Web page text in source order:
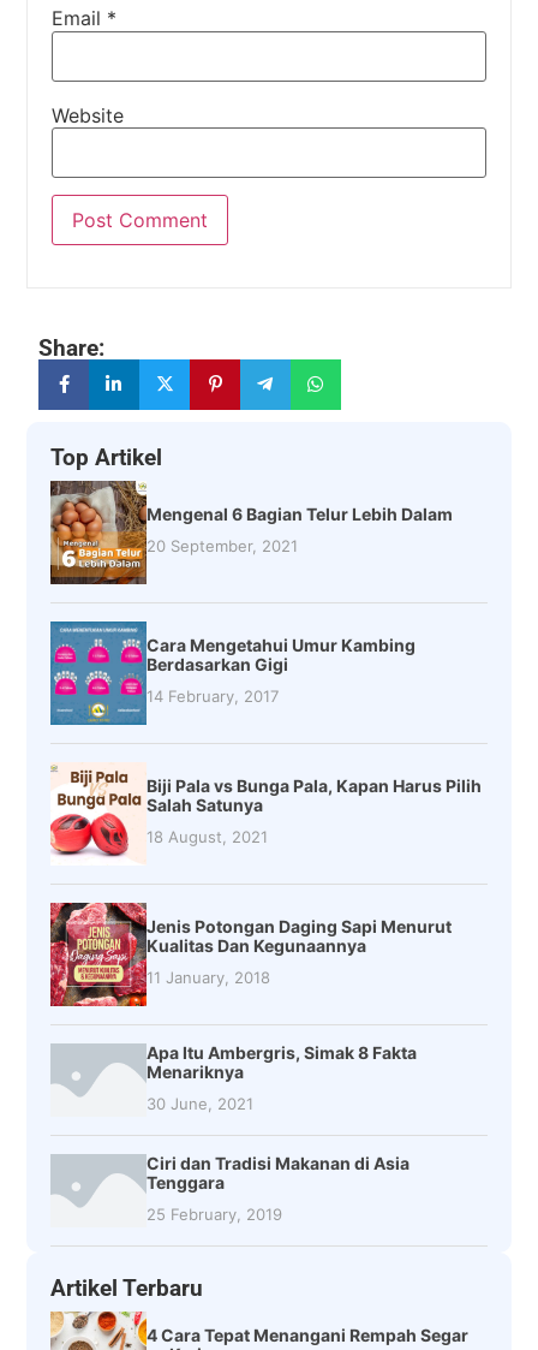
Email *
Website
Share:
Top Artikel
Mengenal 6 Bagian Telur Lebih Dalam
20 September, 2021
Cara Mengetahui Umur Kambing
Berdasarkan Gigi
14 February, 2017
Biji Pala vs Bunga Pala, Kapan Harus Pilih
Salah Satunya
18 August, 2021
Jenis Potongan Daging Sapi Menurut
Kualitas Dan Kegunaannya
11 January, 2018
Apa Itu Ambergris, Simak 8 Fakta
Menariknya
30 June, 2021
Ciri dan Tradisi Makanan di Asia
Tenggara
25 February, 2019
Artikel Terbaru
4 Cara Tepat Menangani Rempah Segar